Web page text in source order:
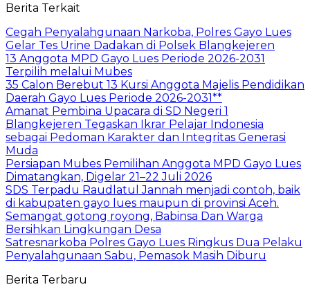
Berita Terkait
Cegah Penyalahgunaan Narkoba, Polres Gayo Lues
Gelar Tes Urine Dadakan di Polsek Blangkejeren
13 Anggota MPD Gayo Lues Periode 2026-2031
Terpilih melalui Mubes
35 Calon Berebut 13 Kursi Anggota Majelis Pendidikan
Daerah Gayo Lues Periode 2026-2031**
Amanat Pembina Upacara di SD Negeri 1
Blangkejeren Tegaskan Ikrar Pelajar Indonesia
sebagai Pedoman Karakter dan Integritas Generasi
Muda
Persiapan Mubes Pemilihan Anggota MPD Gayo Lues
Dimatangkan, Digelar 21–22 Juli 2026
SDS Terpadu Raudlatul Jannah menjadi contoh, baik
di kabupaten gayo lues maupun di provinsi Aceh.
Semangat gotong royong, Babinsa Dan Warga
Bersihkan Lingkungan Desa
Satresnarkoba Polres Gayo Lues Ringkus Dua Pelaku
Penyalahgunaan Sabu, Pemasok Masih Diburu
Berita Terbaru